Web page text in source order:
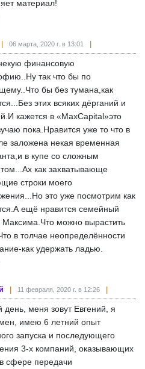
материал!
06 марта, 2020 г. в 13:01
финансовую
так что бы по
бы без тумана,как
этих всяких дёрганий и
кажется в «MaxCapital»это
пока.Нравится уже то что в
заложена некая временная
в купе со сложным
как захватывающе
строки моего
это уже посмотрим как
ещё нравится семейный
Максима.Что можно вырастить
в толчае неопределённости
как удержать ладью.
11 февраля, 2020 г. в 12:26
день, меня зовут Евгений, я
имею 6 летний опыт
запуска и последующего
3-х компаний, оказывающих
сфере передачи